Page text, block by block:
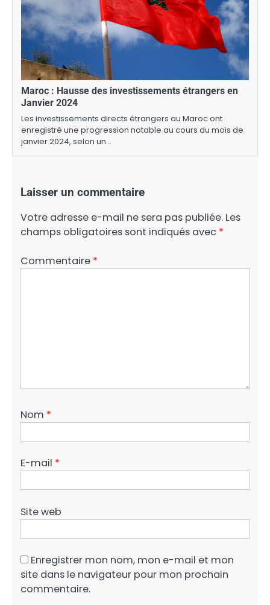
Maroc : Hausse des investissements étrangers en
Janvier 2024
Les investissements directs étrangers au Maroc ont
enregistré une progression notable au cours du mois de
janvier 2024, selon un…
Laisser un commentaire
Votre adresse e-mail ne sera pas publiée. Les
champs obligatoires sont indiqués avec *
Commentaire *
Nom *
E-mail *
Site web
Enregistrer mon nom, mon e-mail et mon
site dans le navigateur pour mon prochain
commentaire.